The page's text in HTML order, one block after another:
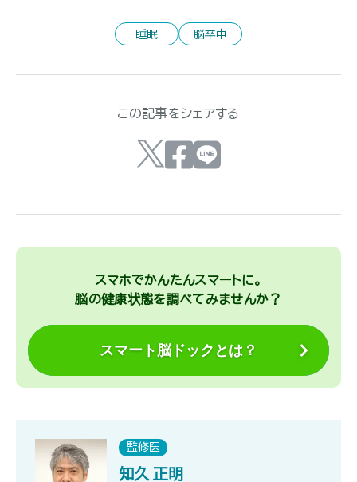
睡眠 脳卒中
この記事をシェアする
スマホでかんたんスマートに。
脳の健康状態を調べてみませんか？
スマート脳ドックとは？
監修医
知久 正明